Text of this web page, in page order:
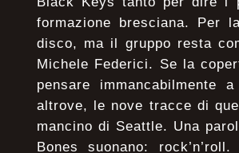
formazione bresciana. Per
disco, ma il gruppo resta
Michele Federici. Se la
pensare immancabilmente
altrove, le nove tracce di
mancino di Seattle. Una
Bones suonano: